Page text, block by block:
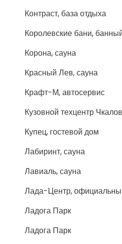
Контраст, база отдыха
Королевские бани,
Корона, сауна
Красный Лев, сауна
Крафт-М, автосервис
Кузовной техцентр
Купец, гостевой дом
Лабиринт, сауна
Лавиаль, сауна
Лада-Центр,
Ладога Парк
Ладога Парк